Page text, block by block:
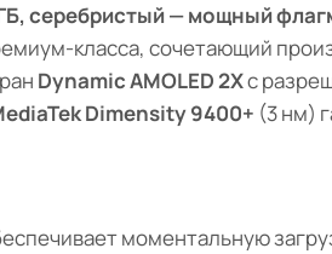
серебристый — мощный
класса, сочетающий
Dynamic AMOLED 2Xс
Dimensity 9400+ (3 нм)
моментальную